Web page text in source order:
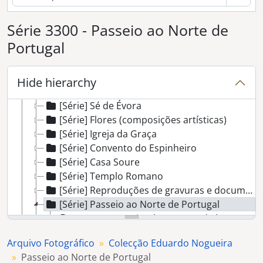
Série 3300 - Passeio ao Norte de
Portugal
Hide hierarchy
[Série] Café Camões
[Série] Bombeiros Voluntários de Évora
[Série] Armazéns do Chiado na Praça do Giraldo
[Série] Fotografia post-mortem
[Série] Ciganas (retratos de estúdio)
[Série] Ermida de São Brás
[Série] Sé de Évora
[Série] Flores (composições artísticas)
[Série] Igreja da Graça
[Série] Convento do Espinheiro
[Série] Casa Soure
[Série] Templo Romano
[Série] Reproduções de gravuras e documentos
[Série] Passeio ao Norte de Portugal
[Documento simples] Grupo de homens e senhoras junto a um automóvel
[Documento composto] "Portalegre - o mercado"
Arquivo Fotográfico
Colecção Eduardo Nogueira
Passeio ao Norte de Portugal